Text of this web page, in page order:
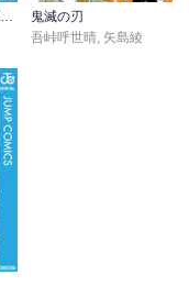
鬼滅の刃公式ファンブック 鬼殺隊見聞録
鬼滅の刃
吾峠呼世晴, 矢島綾